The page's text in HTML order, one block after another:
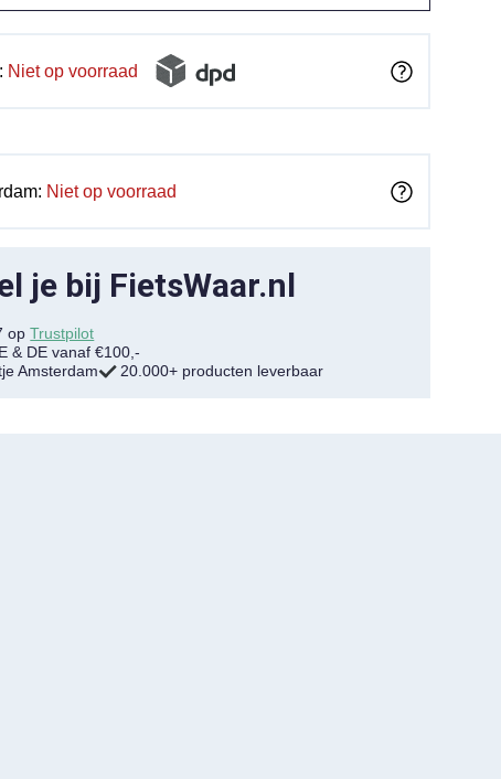
Niet op voorraad
Niet op voorraad
je bij FietsWaar.nl
opTrustpilot
& DE vanaf €100,-
Amsterdam
20.000+ producten leverbaar